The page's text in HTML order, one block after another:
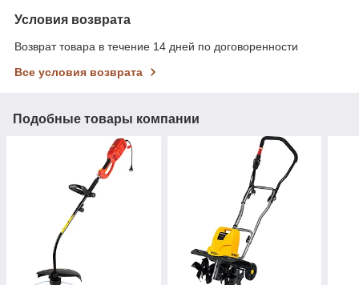
Условия возврата
Возврат товара в течение 14 дней по договоренности
Все условия возврата
Подобные товары компании